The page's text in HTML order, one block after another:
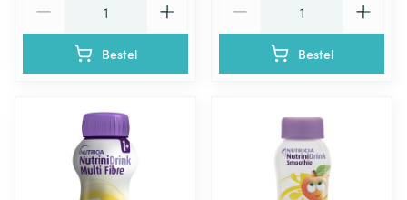
Bestel Bestel